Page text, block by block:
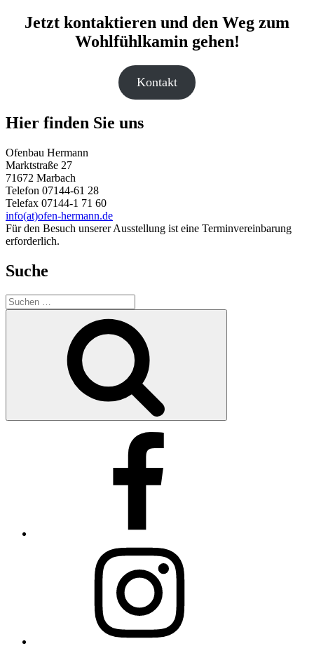
Jetzt kontaktieren und den Weg zum
Wohlfühlkamin gehen!
Kontakt
Hier finden Sie uns
Ofenbau Hermann
Marktstraße 27
71672 Marbach
Telefon 07144-61 28
Telefax 07144-1 71 60
info(at)ofen-hermann.de
Für den Besuch unserer Ausstellung ist eine Terminvereinbarung
erforderlich.
Suche
Suche
nach: